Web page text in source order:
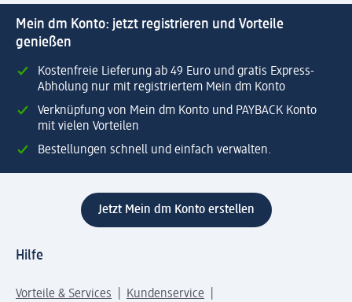
Mein dm Konto: jetzt registrieren und Vorteile
genießen
Kostenfreie Lieferung ab 49 Euro und gratis Express-
Abholung nur mit registriertem Mein dm Konto
Verknüpfung von Mein dm Konto und PAYBACK Konto
mit vielen Vorteilen
Bestellungen schnell und einfach verwalten.
Jetzt Mein dm Konto erstellen
Hilfe
Vorteile & Services
Kundenservice